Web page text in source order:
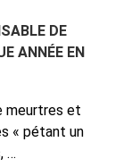
DE
ANNÉE EN
meurtres et
« pétant un
…